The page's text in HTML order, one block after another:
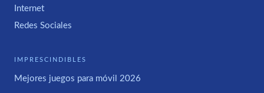
Internet
Redes Sociales
IMPRESCINDIBLES
Mejores juegos para móvil 2026